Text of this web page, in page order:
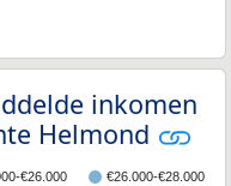
inkomen
Helmond
€26.000
€26.000-€28.000